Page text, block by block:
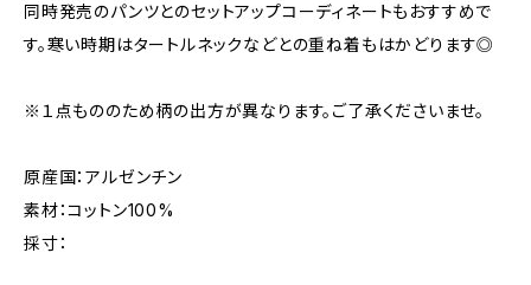
同時発売のパンツとのセットアップコーディネートもおすすめで
す。寒い時期はタートルネックなどとの重ね着もはかどります◎
※１点もののため柄の出方が異なります。ご了承くださいませ。
原産国：アルゼンチン
素材：コットン100%
採寸：